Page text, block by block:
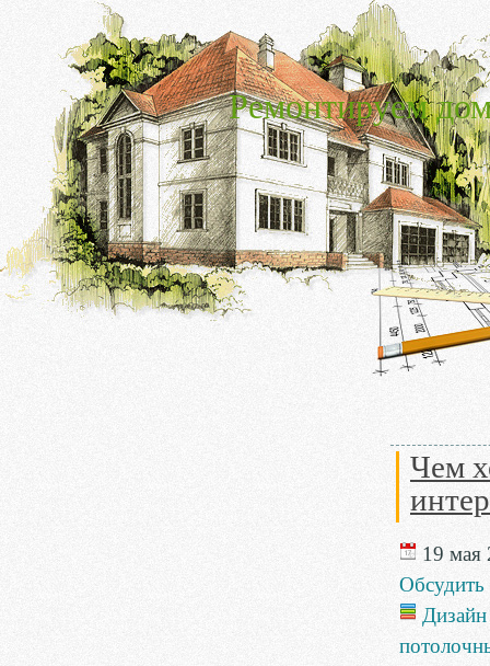
Ремонтируем
Чем
19 мая
Обсудить
Дизайн